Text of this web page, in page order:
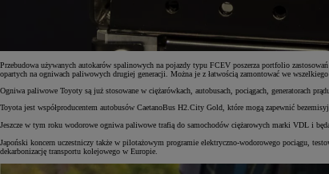
Przebudowa używanych autokarów spalinowych na pojazdy typu FCEV poszerza portfolio
opartych na ogniwach paliwowych drugiej generacji. Można je z łatwością zamontować we
Ogniwa paliwowe Toyoty są już stosowane w ciężarówkach, autobusach, pociągach, generatorach
Toyota jest współproducentem autobusów CaetanoBus H2.City Gold, które mogą zapewnić
Jeszcze w tym roku wodorowe ogniwa paliwowe trafią do samochodów ciężarowych marki VDL i
Japoński koncern uczestniczy także w pilotażowym programie elektryczno-wodorowego pociągu,
dekarbonizację transportu kolejowego w Europie.